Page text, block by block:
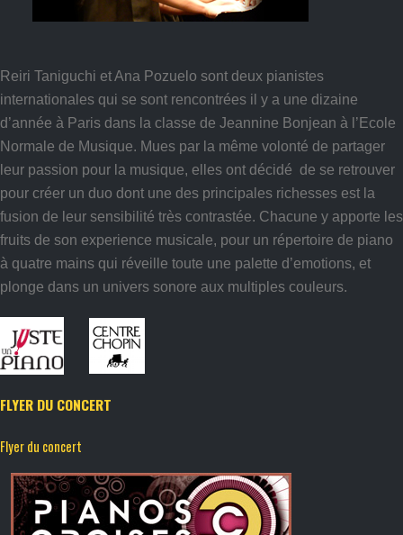
Reiri Taniguchi et Ana Pozuelo sont deux pianistes
internationales qui se sont rencontrées il y a une dizaine
d’année à Paris dans la classe de Jeannine Bonjean à l’Ecole
Normale de Musique. Mues par la même volonté de partager
leur passion pour la musique, elles ont décidé de se retrouver
pour créer un duo dont une des principales richesses est la
fusion de leur sensibilité très contrastée. Chacune y apporte les
fruits de son experience musicale, pour un répertoire de piano
à quatre mains qui réveille toute une palette d’emotions, et
plonge dans un univers sonore aux multiples couleurs.
FLYER DU CONCERT
Flyer du concert